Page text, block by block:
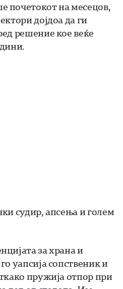
почетокот на месецов,
дојдоа да ги
решение кое веќе
судир, апсења и голем
за храна и
уапсија сопственик и
пружија отпор при